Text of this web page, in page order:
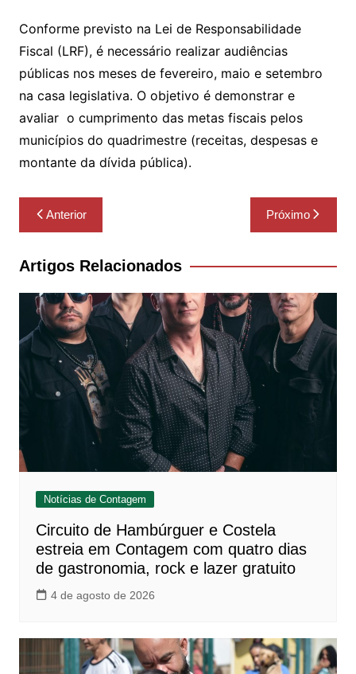
Conforme previsto na Lei de Responsabilidade
Fiscal (LRF), é necessário realizar audiências
públicas nos meses de fevereiro, maio e setembro
na casa legislativa. O objetivo é demonstrar e
avaliar o cumprimento das metas fiscais pelos
municípios do quadrimestre (receitas, despesas e
montante da dívida pública).
Navegação
de
Post
Anterior Próximo
Artigos Relacionados
Notícias de Contagem
Circuito de Hambúrguer e Costela
estreia em Contagem com quatro dias
de gastronomia, rock e lazer gratuito
4 de agosto de 2026